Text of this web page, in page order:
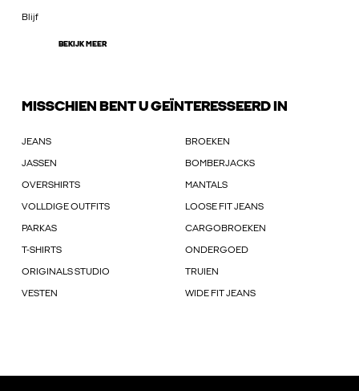
Blijf
BEKIJK MEER
MISSCHIEN BENT U GEÏNTERESSEERD IN
JEANS BROEKEN
JASSEN BOMBERJACKS
OVERSHIRTS MANTALS
VOLLDIGE OUTFITS LOOSE FIT JEANS
PARKAS CARGOBROEKEN
T-SHIRTS ONDERGOED
ORIGINALS STUDIO TRUIEN
VESTEN WIDE FIT JEANS